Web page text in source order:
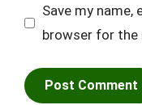
Save my name,
browser for